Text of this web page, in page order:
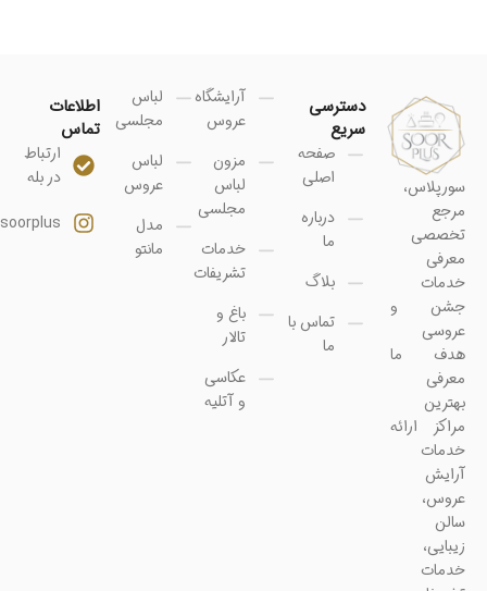
سورپلاس،
مرجع
تخصصی
معرفی
خدمات
جشن و
عروسی
هدف ما
معرفی
بهترین
مراکز ارائه
خدمات
آرایش
عروس،
سالن
زیبایی،
خدمات
دسترسی
سریع
صفحه
اصلی
درباره
ما
بلاگ
تماس با
ما
آرایشگاه
عروس
مزون
لباس
مجلسی
خدمات
تشریفات
باغ و
تالار
عکاسی
و آتلیه
لباس
مجلسی
لباس
عروس
مدل
مانتو
اطلاعات
تماس
ارتباط
در بله
soorplus@